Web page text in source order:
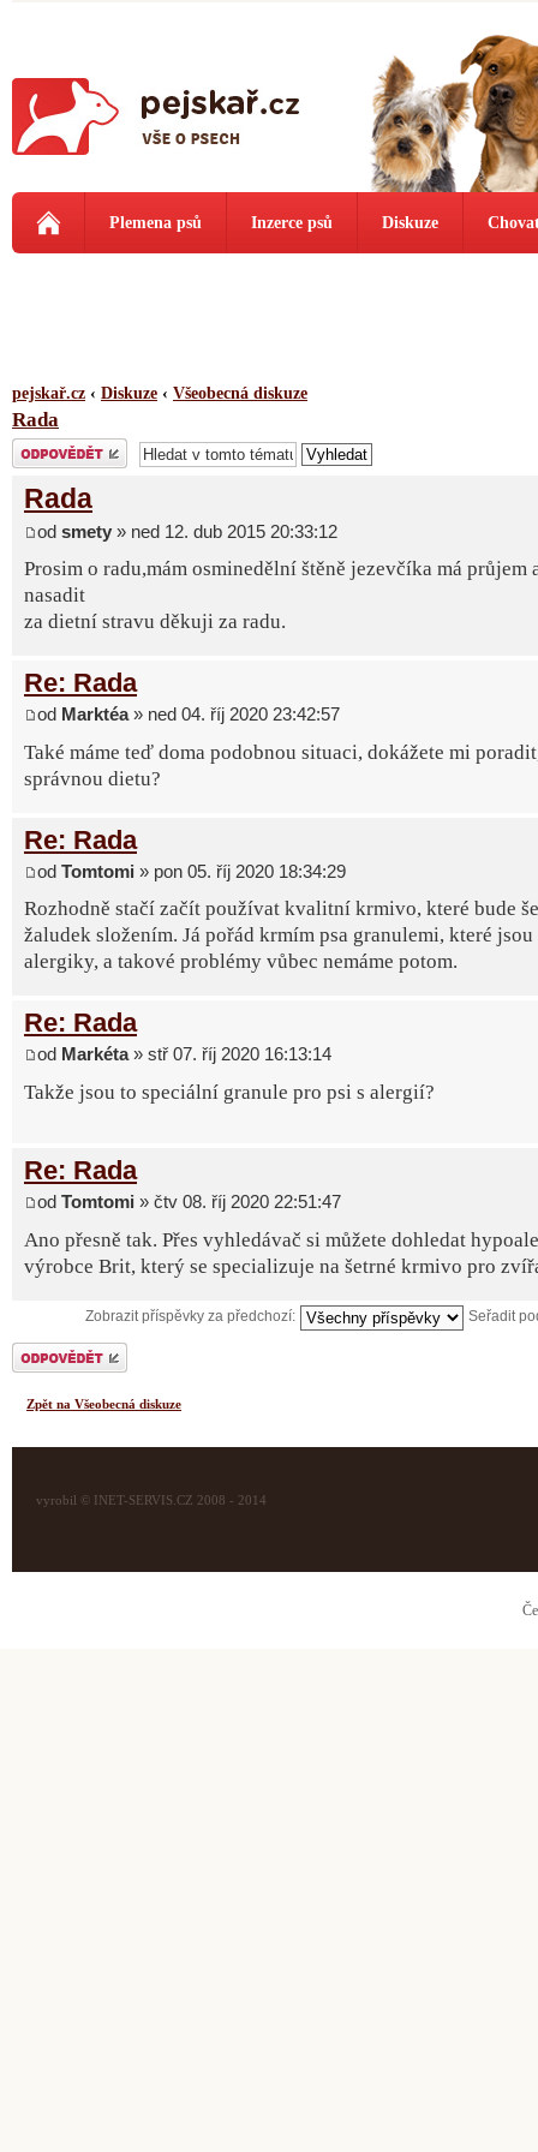
Plemena psů Inzerce psů Diskuze
pejskař.cz ‹ Diskuze ‹ Všeobecná diskuze
Rada
Odeslat odpověď
Rada
od smety » ned 12. dub 2015 20:33:12
Prosim o radu,mám osminedělní štěně jezevčíka má průjem
nasadit
za dietní stravu děkuji za radu.
Re: Rada
od Marktéa» ned 04. říj 2020 23:42:57
Také máme teď doma podobnou situaci, dokážete mi
správnou dietu?
Re: Rada
od Tomtomi » pon 05. říj 2020 18:34:29
Rozhodně stačí začít používat kvalitní krmivo, které bude
žaludek složením. Já pořád krmím psa granulemi, které
alergiky, a takové problémy vůbec nemáme potom.
Re: Rada
od Markéta» stř 07. říj 2020 16:13:14
Takže jsou to speciální granule pro psi s alergií?
Re: Rada
od Tomtomi » čtv 08. říj 2020 22:51:47
Ano přesně tak. Přes vyhledávač si můžete dohledat
výrobce Brit, který se specializuje na šetrné krmivo pro
Zobrazit příspěvky za předchozí: Seřadit
Odeslat odpověď
Zpět na Všeobecná diskuze
vyrobil © INET-SERVIS.CZ 2008 - 2014